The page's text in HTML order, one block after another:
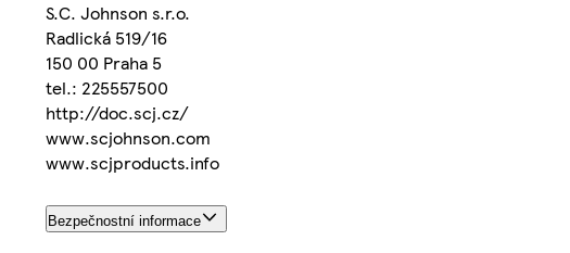
S.C. Johnson s.r.o.
Radlická 519/16
150 00 Praha 5
tel.: 225557500
http://doc.scj.cz/
www.scjohnson.com
www.scjproducts.info
Bezpečnostní informace